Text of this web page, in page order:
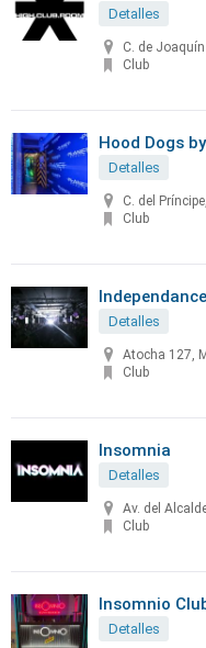
Detalles
C. de
Club
Hood Dogs
Detalles
C. del
Club
Detalles
Atocha 127,
Club
Insomnia
Detalles
Av. del
Club
Insomnio
Detalles